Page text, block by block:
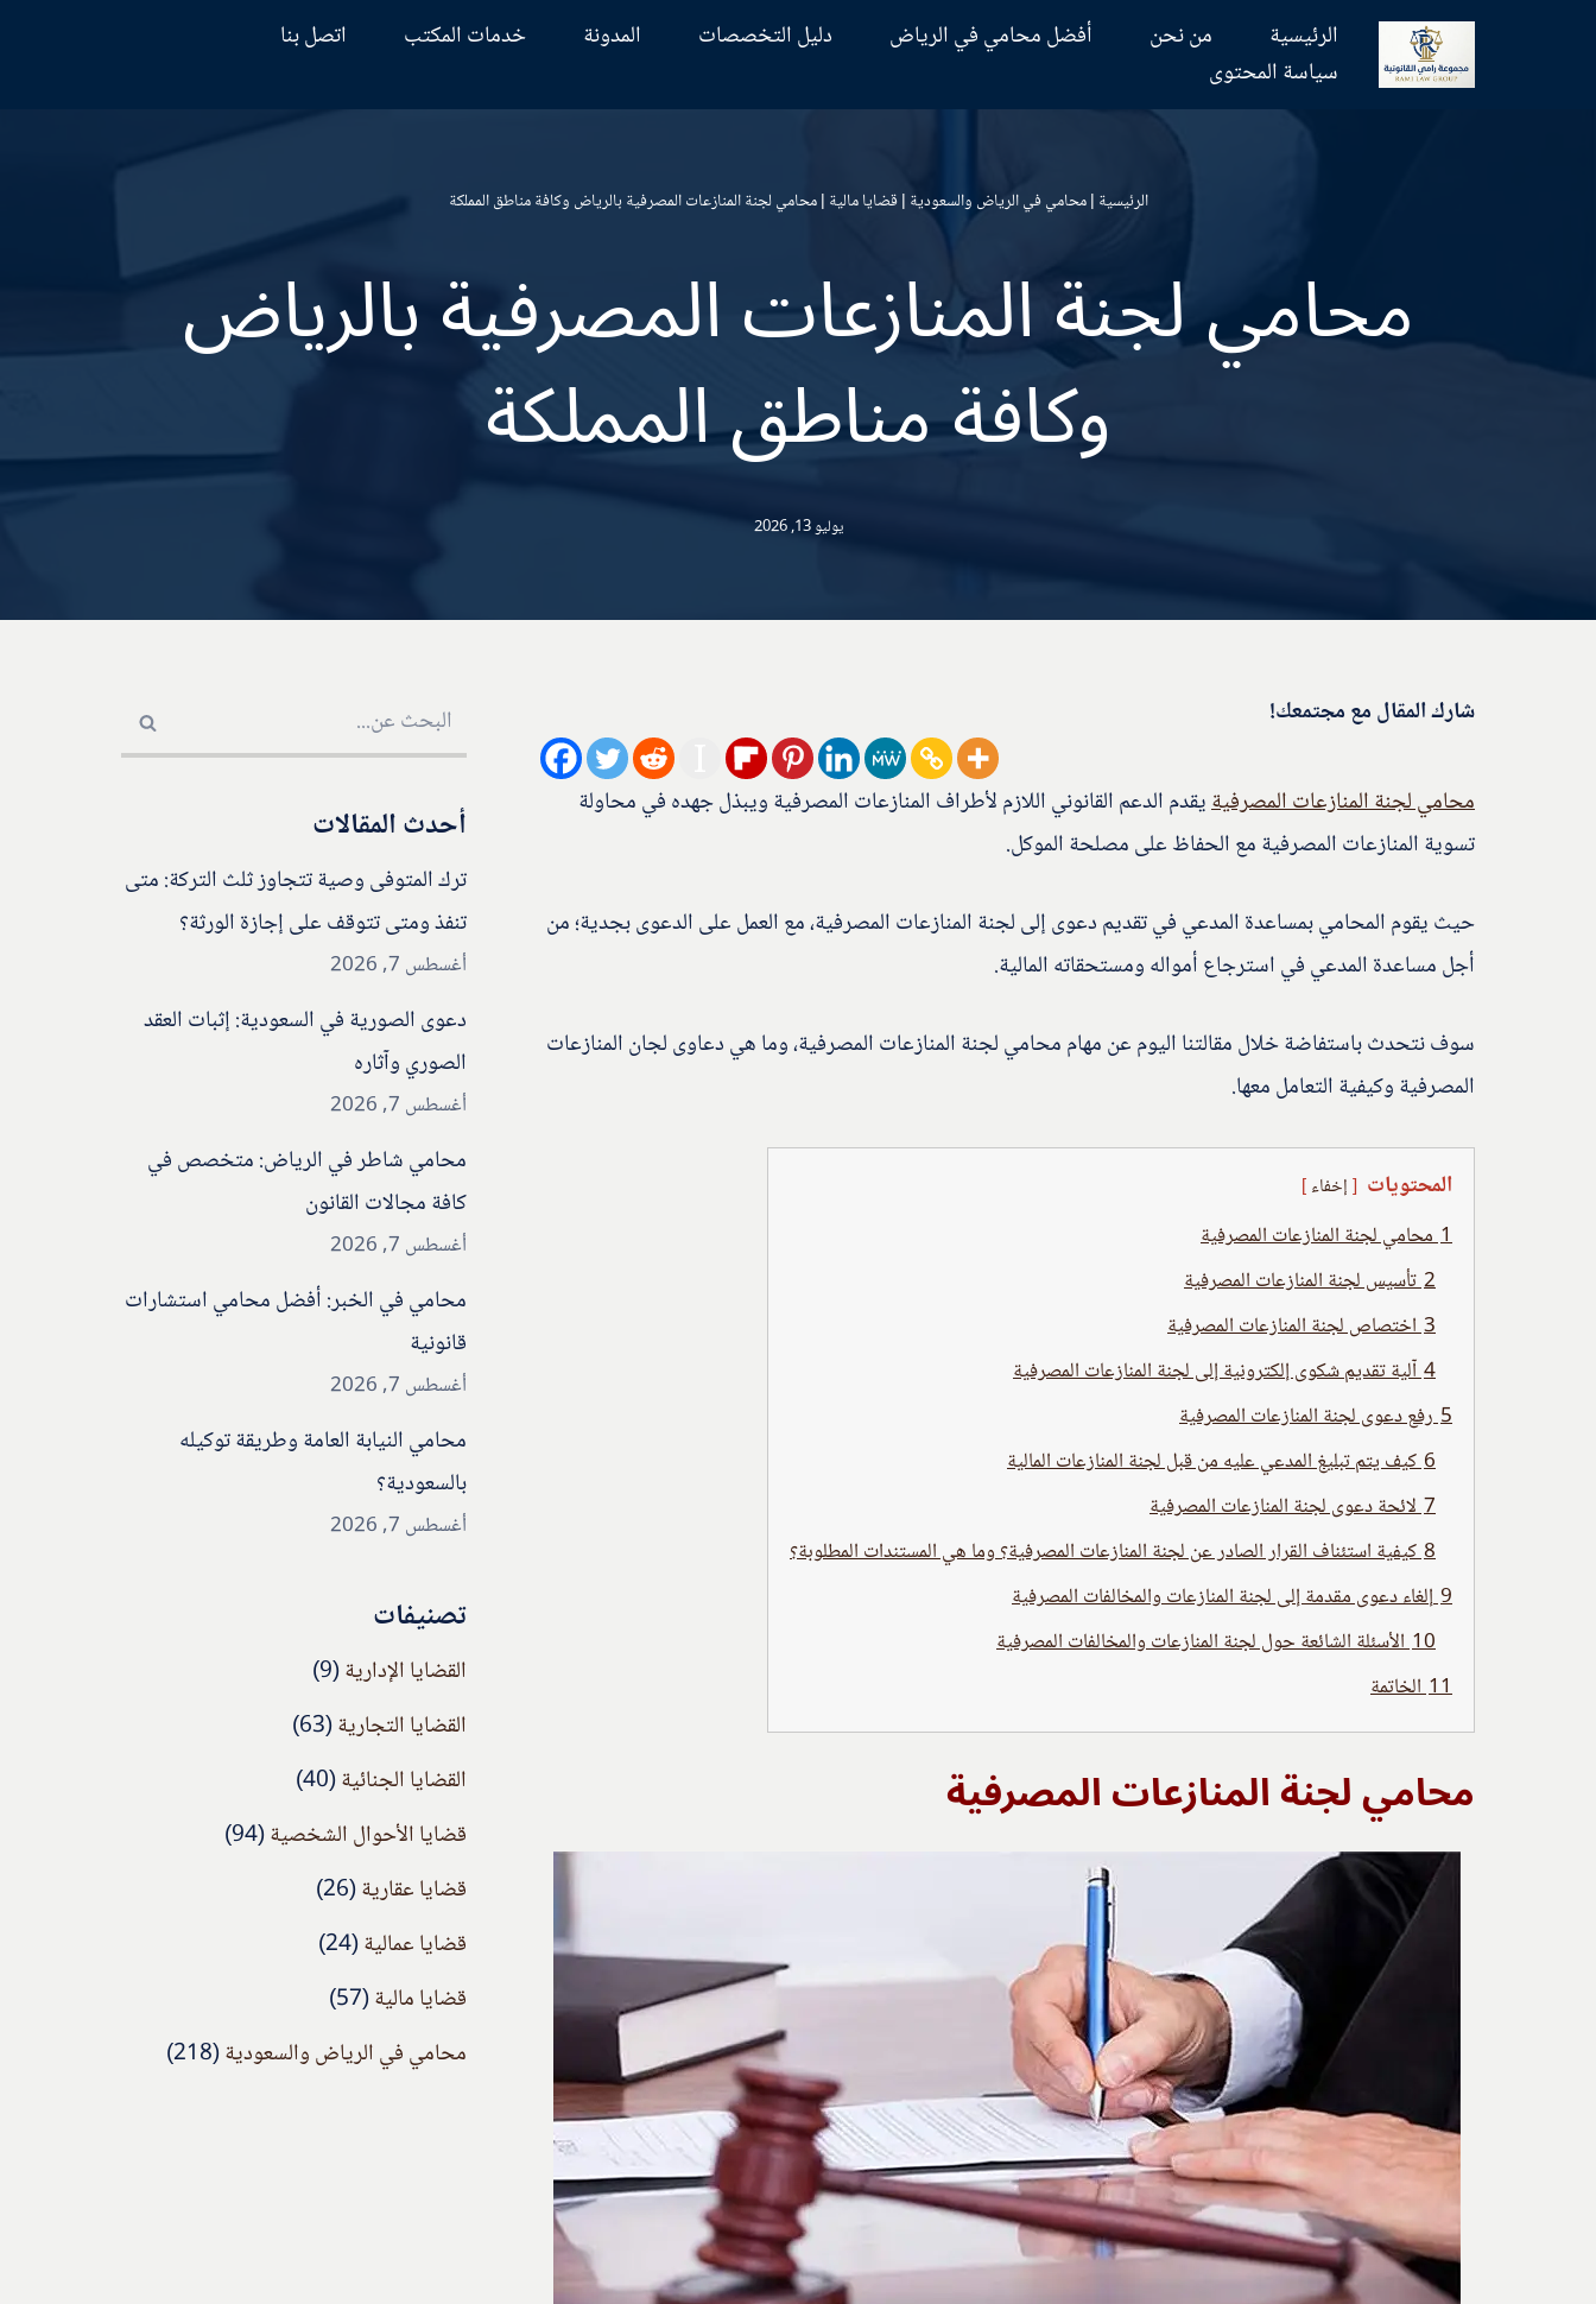
الرئيسية من نحن أفضل محامي في الرياض دليل التخصصات المدونة خدمات المكتب
اتصل بنا
سياسة المحتوى
الرئيسية |محامي في الرياض والسعودية |قضايا مالية |محامي لجنة المنازعات المصرفية بالرياض وكافة مناطق المملكة
محامي لجنة المنازعات المصرفية بالرياض
وكافة مناطق المملكة
يوليو 13, 2026
شارك المقال مع مجتمعك!
محامي لجنة المنازعات المصرفيةيقدم الدعم القانوني اللازم لأطراف المنازعات المصرفية ويبذل جهده في محاولة
تسوية المنازعات المصرفية مع الحفاظ على مصلحة الموكل.
حيث يقوم المحامي بمساعدة المدعي في تقديم دعوى إلى لجنة المنازعات المصرفية، مع العمل على الدعوى بجدية؛ من
أجل مساعدة المدعي في استرجاع أمواله ومستحقاته المالية.
سوف نتحدث باستفاضة خلال مقالتنا اليوم عن مهام محامي لجنة المنازعات المصرفية، وما هي دعاوى لجان المنازعات
المصرفية وكيفية التعامل معها.
المحتويات إخفاء
1 محامي لجنة المنازعات المصرفية
2 تأسيس لجنة المنازعات المصرفية
3 اختصاص لجنة المنازعات المصرفية
4 آلية تقديم شكوى إلكترونية إلى لجنة المنازعات المصرفية
5 رفع دعوى لجنة المنازعات المصرفية
6 كيف يتم تبليغ المدعي عليه من قبل لجنة المنازعات المالية
7 لائحة دعوى لجنة المنازعات المصرفية
8 كيفية استئناف القرار الصادر عن لجنة المنازعات المصرفية؟ وما هي المستندات المطلوبة؟
9 إلغاء دعوى مقدمة إلى لجنة المنازعات والمخالفات المصرفية
10 الأسئلة الشائعة حول لجنة المنازعات والمخالفات المصرفية
11 الخاتمة
محامي لجنة المنازعات المصرفية
أحدث المقالات
ترك المتوفى وصية تتجاوز ثلث التركة: متى
تنفذ ومتى تتوقف على إجازة الورثة؟
أغسطس 7, 2026
دعوى الصورية في السعودية: إثبات العقد
الصوري وآثاره
أغسطس 7, 2026
محامي شاطر في الرياض: متخصص في
كافة مجالات القانون
أغسطس 7, 2026
محامي في الخبر: أفضل محامي استشارات
قانونية
أغسطس 7, 2026
محامي النيابة العامة وطريقة توكيله
بالسعودية؟
أغسطس 7, 2026
تصنيفات
القضايا الإدارية(9)
القضايا التجارية(63)
القضايا الجنائية(40)
قضايا الأحوال الشخصية(94)
قضايا عقارية(26)
قضايا عمالية(24)
قضايا مالية(57)
محامي في الرياض والسعودية(218)